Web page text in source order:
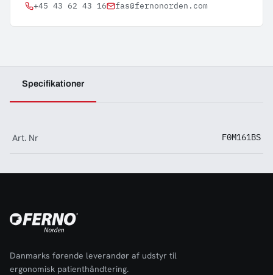
+45 43 62 43 16 fas@fernonorden.com
Specifikationer
Art. Nr F0M161BS
Danmarks førende leverandør af udstyr til
ergonomisk patienthåndtering.